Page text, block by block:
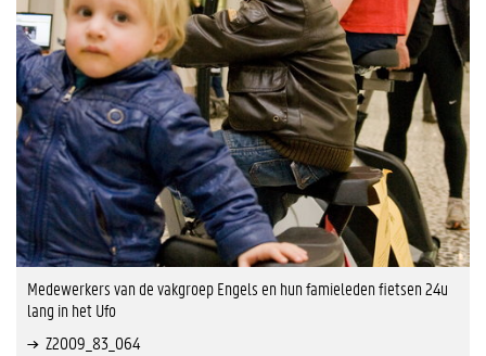
Medewerkers van de vakgroep Engels en hun famieleden fietsen 24u
lang in het Ufo
Z2009_83_064